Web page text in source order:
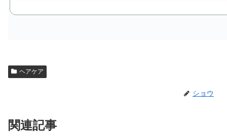
ヘアケア
ショウ
関連記事